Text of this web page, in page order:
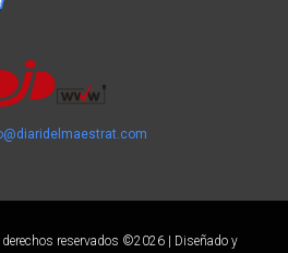
reservados ©2026 | Diseñado y